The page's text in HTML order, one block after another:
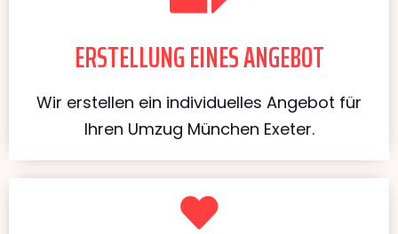
ERSTELLUNG EINES ANGEBOT
Wir erstellen ein individuelles Angebot für
Ihren Umzug München Exeter.